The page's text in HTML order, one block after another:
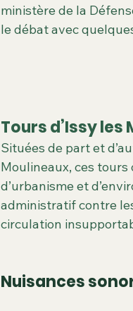
ministère de la
le débat avec
Tours d’Issy les
Situées de part et
Moulineaux, ces
d’urbanisme et
administratif contre
circulation
Nuisances